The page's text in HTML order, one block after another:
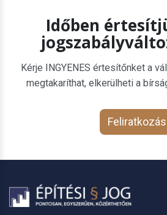
Időben
Kérje INGYENES értesítőnket a
megtakaríthat, elkerülheti a
Feliratkozás